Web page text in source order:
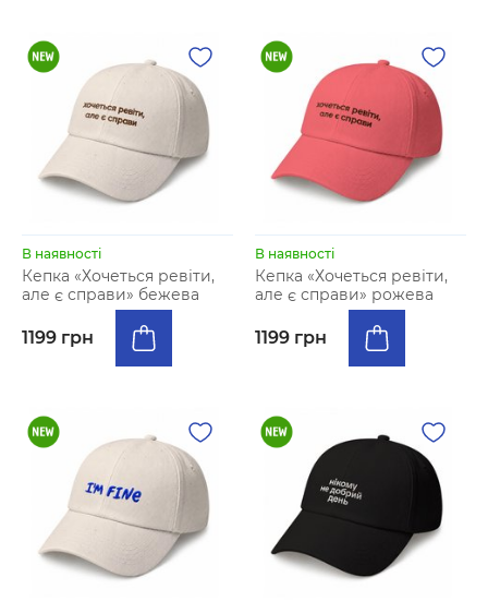
В наявності
Кепка «Хочеться ревіти,
але є справи» бежева
1199 грн
В наявності
Кепка «Хочеться ревіти,
але є справи» рожева
1199 грн